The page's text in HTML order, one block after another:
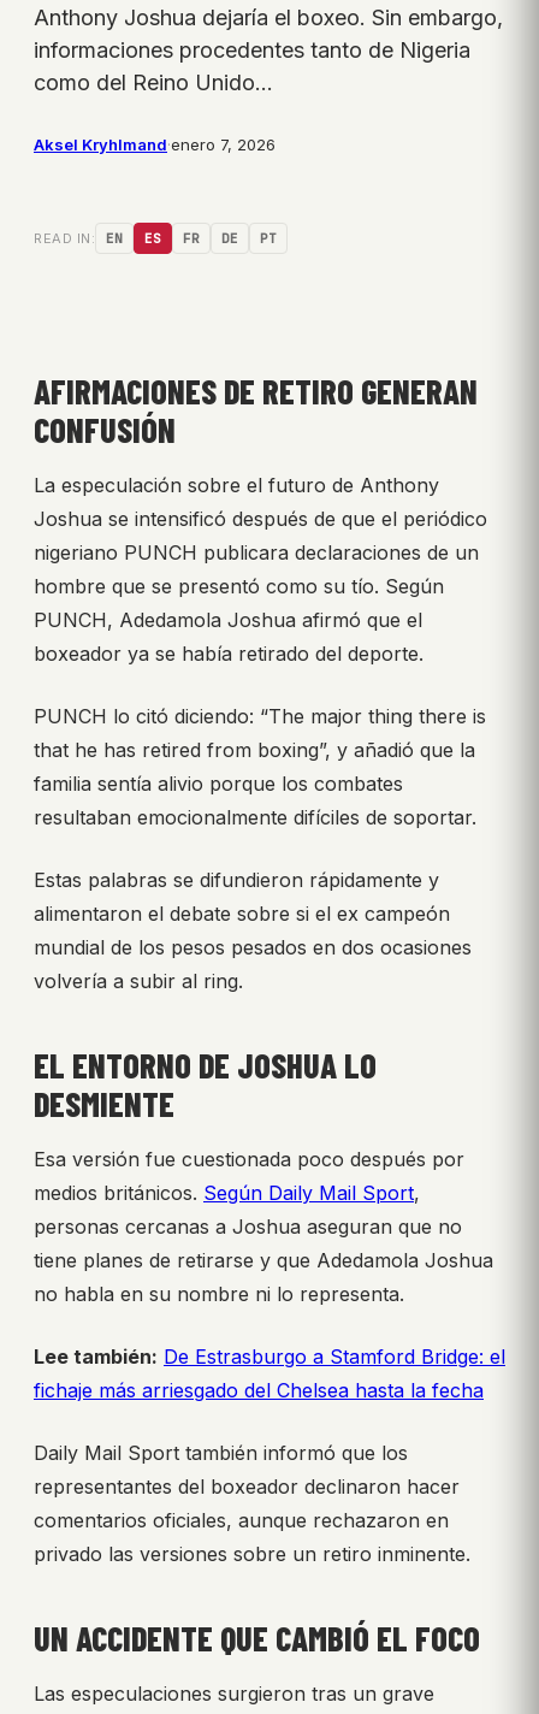
Anthony Joshua dejaría el boxeo. Sin embargo,
informaciones procedentes tanto de Nigeria
como del Reino Unido…
Aksel Kryhlmand·enero 7, 2026
READ IN: EN ES FR DE PT
AFIRMACIONES DE RETIRO GENERAN
CONFUSIÓN
La especulación sobre el futuro de Anthony
Joshua se intensificó después de que el periódico
nigeriano PUNCH publicara declaraciones de un
hombre que se presentó como su tío. Según
PUNCH, Adedamola Joshua afirmó que el
boxeador ya se había retirado del deporte.
PUNCH lo citó diciendo: “The major thing there is
that he has retired from boxing”, y añadió que la
familia sentía alivio porque los combates
resultaban emocionalmente difíciles de soportar.
Estas palabras se difundieron rápidamente y
alimentaron el debate sobre si el ex campeón
mundial de los pesos pesados en dos ocasiones
volvería a subir al ring.
EL ENTORNO DE JOSHUA LO
DESMIENTE
Esa versión fue cuestionada poco después por
medios británicos. Según Daily Mail Sport,
personas cercanas a Joshua aseguran que no
tiene planes de retirarse y que Adedamola Joshua
no habla en su nombre ni lo representa.
Lee también: De Estrasburgo a Stamford Bridge: el
fichaje más arriesgado del Chelsea hasta la fecha
Daily Mail Sport también informó que los
representantes del boxeador declinaron hacer
comentarios oficiales, aunque rechazaron en
privado las versiones sobre un retiro inminente.
UN ACCIDENTE QUE CAMBIÓ EL FOCO
Las especulaciones surgieron tras un grave